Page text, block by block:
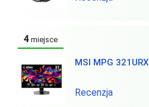
4 miejsce
MSI MPG 321URX
Recenzja